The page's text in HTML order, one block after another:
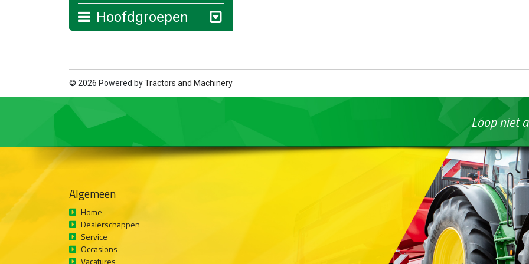
Hoofdgroepen
© 2026 Powered byTractors and Machinery
Loop niet
Algemeen
Home
Dealerschappen
Service
Occasions
Vacatures